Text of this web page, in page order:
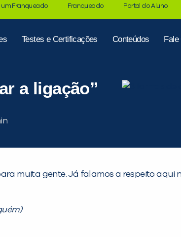
um Franqueado Franqueado Portal do Aluno
Testes e Certificações Conteúdos Fale
a ligação”
muita gente. Já falamos a respeito aqui